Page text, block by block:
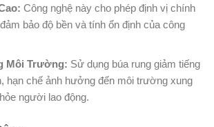
Công nghệ này cho phép định vị chính
bảo độ bền và tính ổn định của công
Môi Trường: Sử dụng búa rung giảm tiếng
hạn chế ảnh hưởng đến môi trường xung
người lao động.